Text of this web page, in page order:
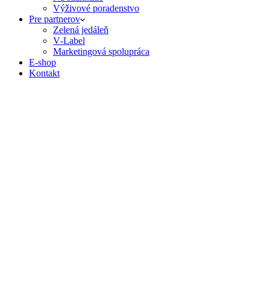
Výživové poradenstvo
Pre partnerov
Zelená jedáleň
V‑Label
Marketingová spolupráca
E‑shop
Kontakt